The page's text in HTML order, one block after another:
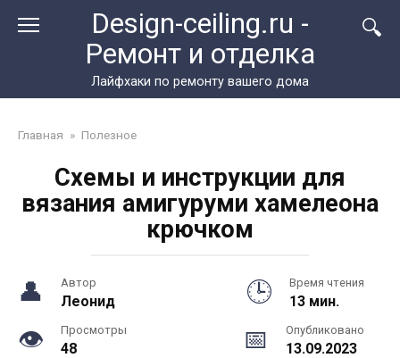
Design-ceiling.ru -
Ремонт и отделка
Лайфхаки по ремонту вашего дома
Главная » Полезное
Схемы и инструкции для
вязания амигуруми хамелеона
крючком
Автор
Леонид
Время чтения
13 мин.
Просмотры
48
Опубликовано
13.09.2023